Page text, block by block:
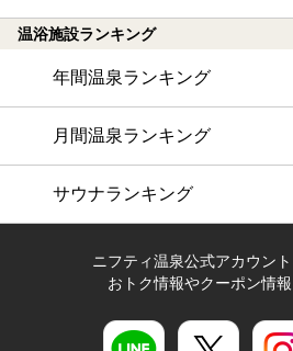
温浴施設ランキング
年間温泉ランキング
月間温泉ランキング
サウナランキング
ニフティ温泉公式アカウン
おトク情報やクーポン情